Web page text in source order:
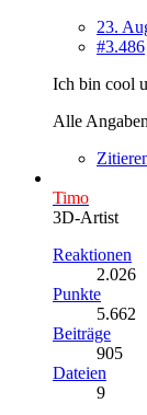
23.
#3.486
Ich bin cool
Alle
Timo
3D-Artist
Reaktionen
2.026
Punkte
5.662
Beiträge
905
Dateien
9